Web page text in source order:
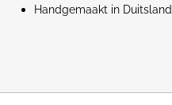
Handgemaakt in Duitsland